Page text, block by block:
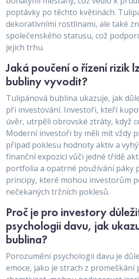
poptávky po těchto květinách.
dekorativními rostlinami, ale také
společenského statusu, což
jejich trhu.
Jaká poučení o řízení rizik
bubliny vyvodit?
Tulipánová bublina ukazuje, jak
při investování. Investoři, kteří
úvěr, utrpěli obrovské ztráty, když
Moderní investoři by měli mít vždy
případ poklesu hodnoty aktiv a
finanční expozici vůči jedné třídě
portfolia a opatrné používání páky
principy, které mohou investorům
nečekaných tržních poklesů.
Proč je pro investory
psychologii davu, jak
bublina?
Porozumění psychologii davu je
emoce, jako je strach z promeškání